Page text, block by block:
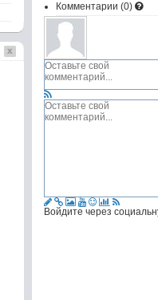
Комментарии (0)
Войдите через